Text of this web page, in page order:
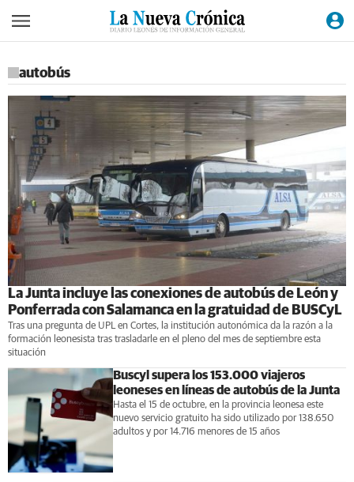
autobús
La Junta incluye las conexiones de autobús de León y
Ponferrada con Salamanca en la gratuidad de BUSCyL
Tras una pregunta de UPL en Cortes, la institución autonómica da la razón a la
formación leonesista tras trasladarle en el pleno del mes de septiembre esta
situación
Buscyl supera los 153.000 viajeros
leoneses en líneas de autobús de la Junta
Hasta el 15 de octubre, en la provincia leonesa este
nuevo servicio gratuito ha sido utilizado por 138.650
adultos y por 14.716 menores de 15 años